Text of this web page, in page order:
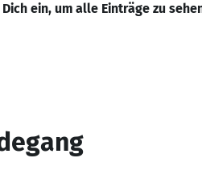
Dich ein, um alle Einträge zu